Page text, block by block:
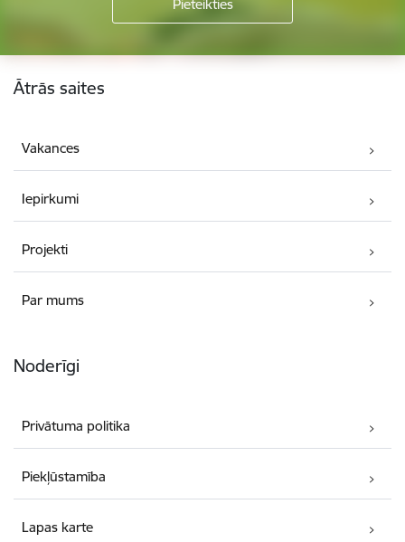
Kājene
Ātrās saites
Vakances
Iepirkumi
Projekti
Par mums
Noderīgi
Privātuma politika
Piekļūstamība
Lapas karte